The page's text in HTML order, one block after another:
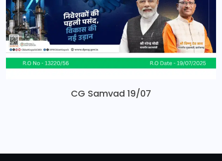
CG Samvad 19/07